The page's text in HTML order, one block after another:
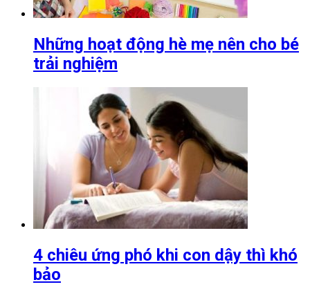
Những hoạt động hè mẹ nên cho bé
trải nghiệm
4 chiêu ứng phó khi con dậy thì khó
bảo